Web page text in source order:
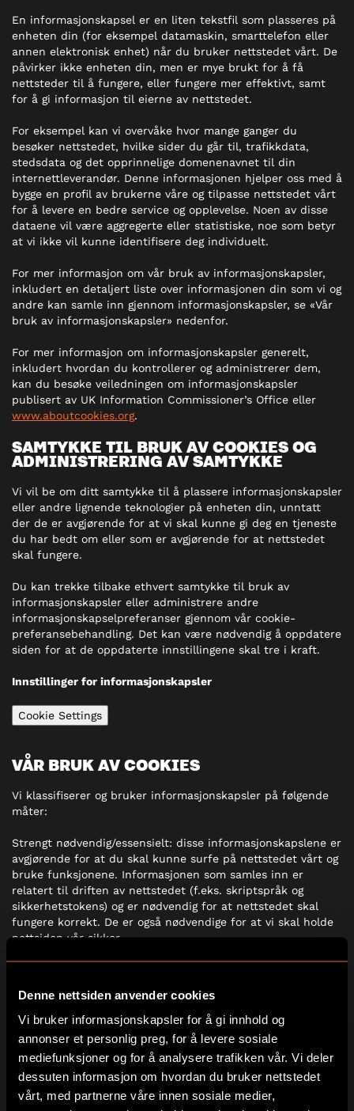
Denne nettsiden anvender cookies
Vi bruker informasjonskapsler for å gi innhold og
annonser et personlig preg, for å levere sosiale
mediefunksjoner og for å analysere trafikken vår. Vi deler
dessuten informasjon om hvordan du bruker nettstedet
vårt, med partnerne våre innen sosiale medier,
En informasjonskapsel er en liten tekstfil som plasseres på
enheten din (for eksempel datamaskin, smarttelefon eller
annen elektronisk enhet) når du bruker nettstedet vårt. De
påvirker ikke enheten din, men er mye brukt for å få
nettsteder til å fungere, eller fungere mer effektivt, samt
for å gi informasjon til eierne av nettstedet.
For eksempel kan vi overvåke hvor mange ganger du
besøker nettstedet, hvilke sider du går til, trafikkdata,
stedsdata og det opprinnelige domenenavnet til din
internettleverandør. Denne informasjonen hjelper oss med å
bygge en profil av brukerne våre og tilpasse nettstedet vårt
for å levere en bedre service og opplevelse. Noen av disse
dataene vil være aggregerte eller statistiske, noe som betyr
at vi ikke vil kunne identifisere deg individuelt.
For mer informasjon om vår bruk av informasjonskapsler,
inkludert en detaljert liste over informasjonen din som vi og
andre kan samle inn gjennom informasjonskapsler, se «Vår
bruk av informasjonskapsler» nedenfor.
For mer informasjon om informasjonskapsler generelt,
inkludert hvordan du kontrollerer og administrerer dem,
kan du besøke veiledningen om informasjonskapsler
publisert av UK Information Commissioner’s Office eller
www.aboutcookies.org.
SAMTYKKE TIL BRUK AV COOKIES OG
ADMINISTRERING AV SAMTYKKE
Vi vil be om ditt samtykke til å plassere informasjonskapsler
eller andre lignende teknologier på enheten din, unntatt
der de er avgjørende for at vi skal kunne gi deg en tjeneste
du har bedt om eller som er avgjørende for at nettstedet
skal fungere.
Du kan trekke tilbake ethvert samtykke til bruk av
informasjonskapsler eller administrere andre
informasjonskapselpreferanser gjennom vår cookie-
preferansebehandling. Det kan være nødvendig å oppdatere
siden for at de oppdaterte innstillingene skal tre i kraft.
Innstillinger for informasjonskapsler
Cookie Settings
VÅR BRUK AV COOKIES
Vi klassifiserer og bruker informasjonskapsler på følgende
måter:
Strengt nødvendig/essensielt: disse informasjonskapslene er
avgjørende for at du skal kunne surfe på nettstedet vårt og
bruke funksjonene. Informasjonen som samles inn er
relatert til driften av nettstedet (f.eks. skriptspråk og
sikkerhetstokens) og er nødvendig for at nettstedet skal
fungere korrekt. De er også nødvendige for at vi skal holde
nettsiden vår sikker.
besøker nettstedet vårt fra, språkpreferansene dine og
eventuelle endringer du har gjort i tekststørrelse og andre
deler av nettsidene som du kan tilpasse for å forbedre
brukeropplevelsen din. Disse informasjonskapslene gjør
besøkene dine på nettstedet vårt mer skreddersydde og
relevante for deg.